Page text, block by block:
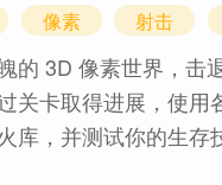
像素 射击
的 3D 像素世界，击
关卡取得进展，使用
库，并测试你的生存